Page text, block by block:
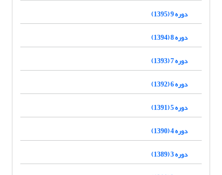
دوره 9 (1395)
دوره 8 (1394)
دوره 7 (1393)
دوره 6 (1392)
دوره 5 (1391)
دوره 4 (1390)
دوره 3 (1389)